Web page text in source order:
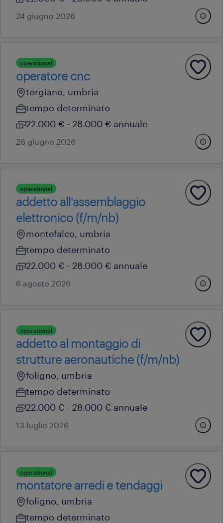
24 giugno 2026
operational
operatore cnc
torgiano, umbria
tempo determinato
22.000 € - 28.000 € annuale
26 giugno 2026
operational
addetto all'assemblaggio
elettronico (f/m/nb)
montefalco, umbria
tempo determinato
22.000 € - 28.000 € annuale
6 agosto 2026
operational
addetto al montaggio di
strutture aeronautiche (f/m/nb)
foligno, umbria
tempo determinato
22.000 € - 28.000 € annuale
13 luglio 2026
operational
montatore arredi e tendaggi
foligno, umbria
tempo determinato